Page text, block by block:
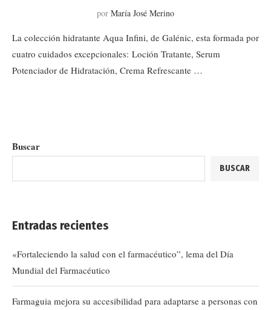
por María José Merino
La colección hidratante Aqua Infini, de Galénic, esta formada por
cuatro cuidados excepcionales: Loción Tratante, Serum
Potenciador de Hidratación, Crema Refrescante …
Buscar
BUSCAR
Entradas recientes
«Fortaleciendo la salud con el farmacéutico”, lema del Día
Mundial del Farmacéutico
Farmaguia mejora su accesibilidad para adaptarse a personas con